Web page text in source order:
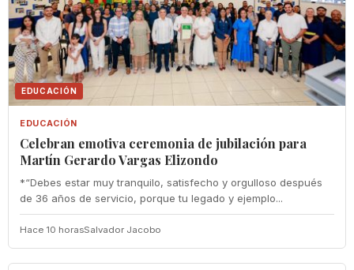
EDUCACIÓN
EDUCACIÓN
Celebran emotiva ceremonia de jubilación para
Martín Gerardo Vargas Elizondo
*“Debes estar muy tranquilo, satisfecho y orgulloso después
de 36 años de servicio, porque tu legado y ejemplo...
Hace 10 horasSalvador Jacobo
EDUCACIÓN